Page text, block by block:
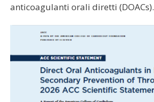
anticoagulanti orali diretti (DOACs).